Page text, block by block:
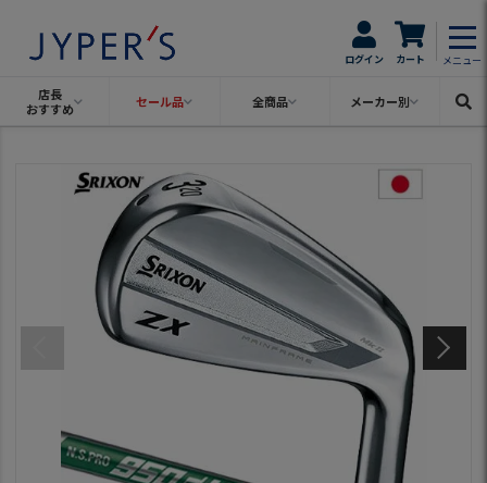
ログイン カート メニュー
店長
おすすめ
セール品 全商品 メーカー別